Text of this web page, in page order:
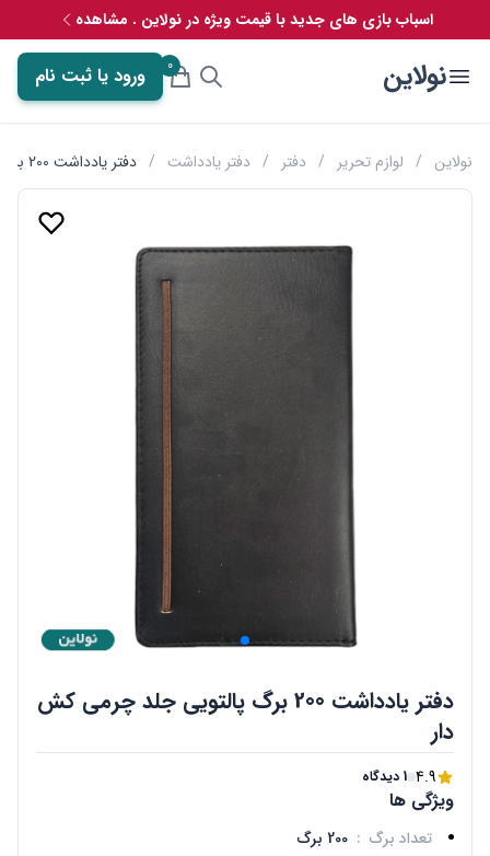
اسباب بازی های جدید با قیمت ویژه در نولاین . مشاهده
نولاین 0 ورود یا ثبت نام
نولاین / لوازم تحریر / دفتر / دفتر یادداشت / دفتر یادداشت 200 برگ پالتویی جلد چرمی کش دار
دفتر یادداشت 200 برگ پالتویی جلد چرمی کش
دار
4.9 1 دیدگاه
ویژگی ها
تعداد برگ : 200 برگ